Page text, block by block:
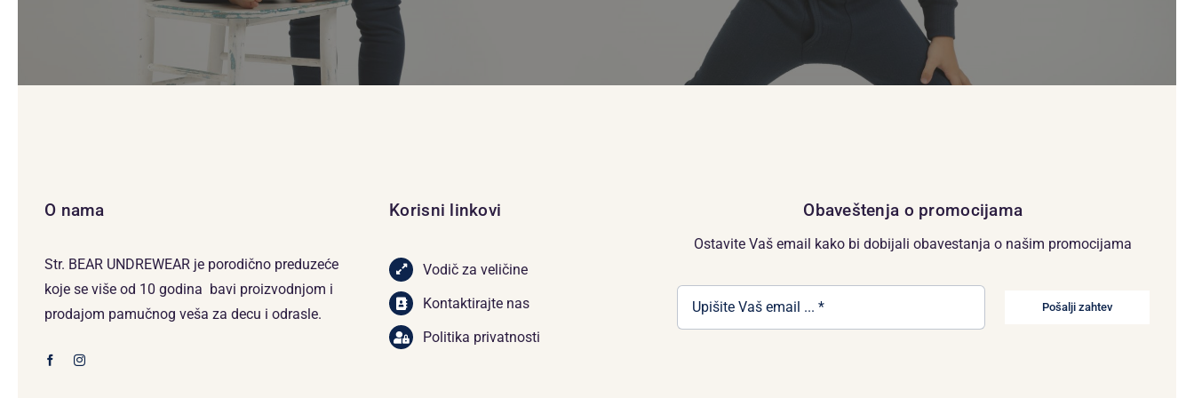
O nama
Str. BEAR UNDREWEAR je porodično preduzeće
koje se više od 10 godina bavi proizvodnjom i
prodajom pamučnog veša za decu i odrasle.
Korisni linkovi
Vodič za veličine
Kontaktirajte nas
Politika privatnosti
Obaveštenja o promocijama
Ostavite Vaš email kako bi dobijali obavestanja o našim promocijama
Pošalji zahtev